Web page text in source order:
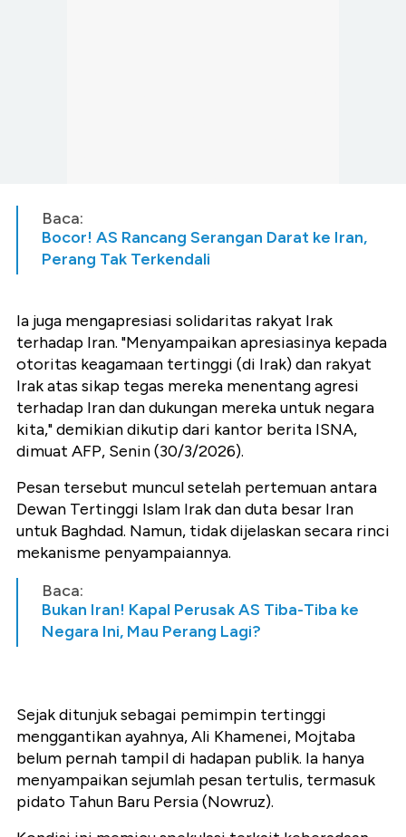
Baca:
Bocor! AS Rancang Serangan Darat ke Iran,
Perang Tak Terkendali
Ia juga mengapresiasi solidaritas rakyat Irak
terhadap Iran. "Menyampaikan apresiasinya kepada
otoritas keagamaan tertinggi (di Irak) dan rakyat
Irak atas sikap tegas mereka menentang agresi
terhadap Iran dan dukungan mereka untuk negara
kita," demikian dikutip dari kantor berita ISNA,
dimuat AFP, Senin (30/3/2026).
Pesan tersebut muncul setelah pertemuan antara
Dewan Tertinggi Islam Irak dan duta besar Iran
untuk Baghdad. Namun, tidak dijelaskan secara rinci
mekanisme penyampaiannya.
Baca:
Bukan Iran! Kapal Perusak AS Tiba-Tiba ke
Negara Ini, Mau Perang Lagi?
Sejak ditunjuk sebagai pemimpin tertinggi
menggantikan ayahnya, Ali Khamenei, Mojtaba
belum pernah tampil di hadapan publik. Ia hanya
menyampaikan sejumlah pesan tertulis, termasuk
pidato Tahun Baru Persia (Nowruz).